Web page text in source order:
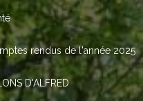
municipal
rendus de l'année 2025
D'ALFRED